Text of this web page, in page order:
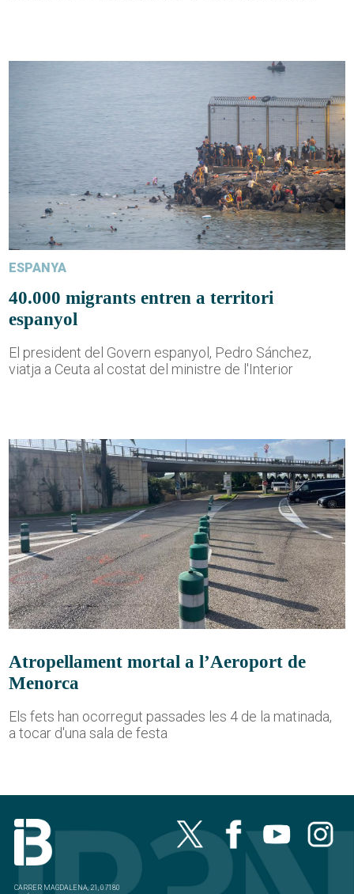
ESPANYA
40.000 migrants entren a territori
espanyol
El president del Govern espanyol, Pedro Sánchez,
viatja a Ceuta al costat del ministre de l'Interior
Atropellament mortal a l’Aeroport de
Menorca
Els fets han ocorregut passades les 4 de la matinada,
a tocar d'una sala de festa
CARRER MAGDALENA, 21, 07180